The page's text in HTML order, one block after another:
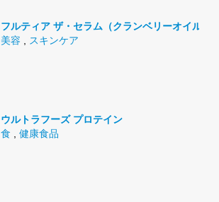
フルティア ザ・セラム（クランベリーオイル）
美容
スキンケア
ウルトラフーズ プロテイン
食
健康食品